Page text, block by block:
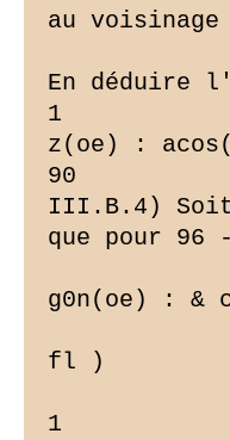
au voisinage
En déduire
1
z(oe) :
90
III.B.4)
que pour 96
g0n(oe) : &
fl )
1